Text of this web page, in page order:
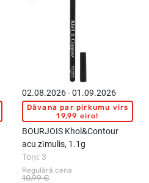
02.08.2026 - 01.09.2026
Dāvana par pirkumu virs
19,99 eiro!
BOURJOIS Khol&Contour
acu zīmulis, 1.1g
Regulārā cena
10,99 €
Toņi: 3